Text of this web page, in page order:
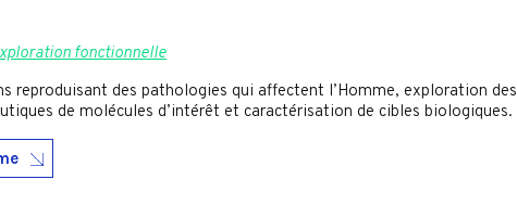
fonctionnelle
reproduisant des pathologies qui affectent l’Homme, exploration des
de molécules d’intérêt et caractérisation de cibles biologiques.